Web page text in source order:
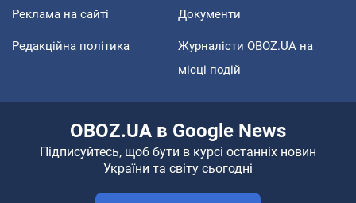
Реклама на сайті Документи
Редакційна політика
Журналісти OBOZ.UA на
місці подій
OBOZ.UA в Google News
Підписуйтесь, щоб бути в курсі останніх новин
України та світу сьогодні